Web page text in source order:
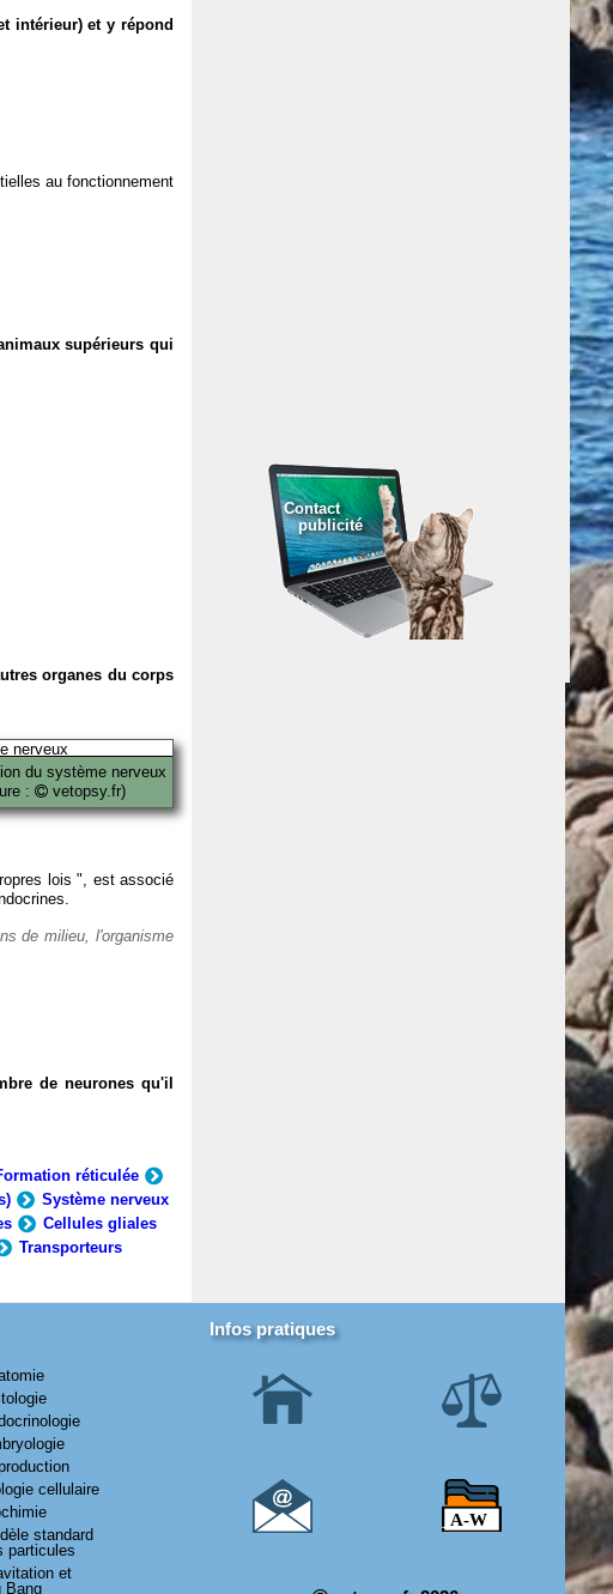
intérieur) et y répond
au fonctionnement
supérieurs qui
organes du corps
du système nerveux
:
vetopsy.fr)
lois ", est associé
de milieu, l'organisme
de neurones qu'il
réticulée
Système nerveux
Cellules gliales
Transporteurs
Contact
publicité
cellulaire
standard
particules
et
Bang
Infos pratiques